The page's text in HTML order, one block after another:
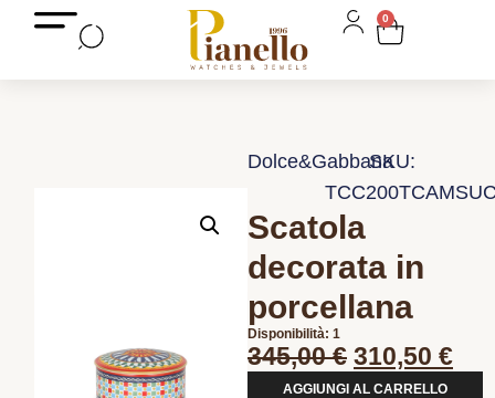
0
Dolce&GabbanaSKU:
Scatola
decorata in
porcellana
Disponibilità: 1
345,00€ 310,50 €
AGGIUNGI AL CARRELLO